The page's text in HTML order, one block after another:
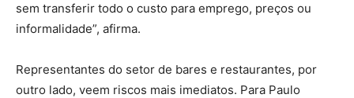
sem transferir todo o custo para emprego, preços ou
informalidade”, afirma.
Representantes do setor de bares e restaurantes, por
outro lado, veem riscos mais imediatos. Para Paulo